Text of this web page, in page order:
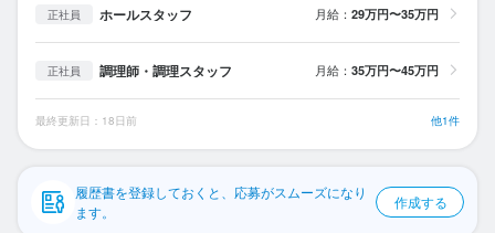
食べログ求人PRESS
プライバシーポリシー
利用規約
正社員 ホールスタッフ 月給： 29万円〜35万円
正社員 調理師・調理スタッフ 月給： 35万円〜45万円
最終更新日：18日前 他1件
履歴書を登録しておくと、応募がスムーズになり
ます。
作成する